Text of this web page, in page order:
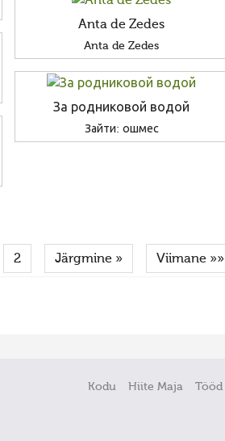
Anta de Zedes
Anta de Zedes
За родниковой водой
Зайти: ошмес
2 Järgmine » Viimane »»
Kodu Hiite Maja Tööd